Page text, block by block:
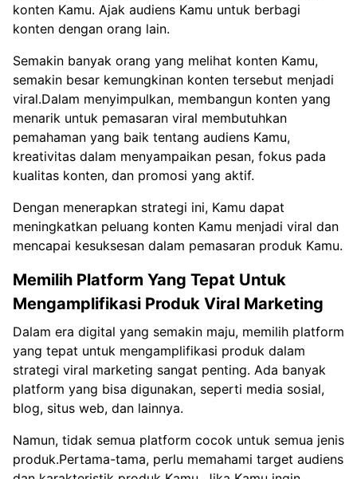
konten Kamu. Ajak audiens Kamu untuk berbagi
konten dengan orang lain.
Semakin banyak orang yang melihat konten Kamu,
semakin besar kemungkinan konten tersebut menjadi
viral.Dalam menyimpulkan, membangun konten yang
menarik untuk pemasaran viral membutuhkan
pemahaman yang baik tentang audiens Kamu,
kreativitas dalam menyampaikan pesan, fokus pada
kualitas konten, dan promosi yang aktif.
Dengan menerapkan strategi ini, Kamu dapat
meningkatkan peluang konten Kamu menjadi viral dan
mencapai kesuksesan dalam pemasaran produk Kamu.
Memilih Platform Yang Tepat Untuk
Mengamplifikasi Produk Viral Marketing
Dalam era digital yang semakin maju, memilih platform
yang tepat untuk mengamplifikasi produk dalam
strategi viral marketing sangat penting. Ada banyak
platform yang bisa digunakan, seperti media sosial,
blog, situs web, dan lainnya.
Namun, tidak semua platform cocok untuk semua jenis
produk.Pertama-tama, perlu memahami target audiens